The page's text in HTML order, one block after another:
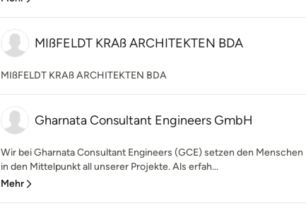
MIßFELDT KRAß ARCHITEKTEN BDA
MIßFELDT KRAß ARCHITEKTEN BDA
Gharnata Consultant Engineers GmbH
Wir bei Gharnata Consultant Engineers (GCE) setzen den Menschen
in den Mittelpunkt all unserer Projekte. Als erfah...
Mehr